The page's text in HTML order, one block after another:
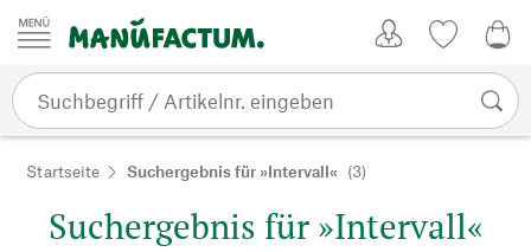
Zum Inhalt springen
Startseite Suchergebnis für »Intervall« (3)
Suchergebnis für »Intervall«